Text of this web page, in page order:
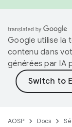
Google utilise la
contenu dans
générées par IA
AOSP Docs